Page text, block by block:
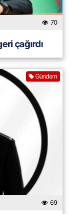
70
çağırdı
Gündəm
69